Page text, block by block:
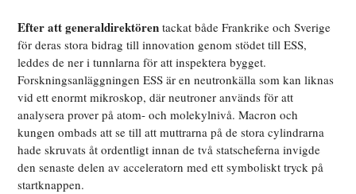
Efter att generaldirektören tackat både Frankrike och Sverige
för deras stora bidrag till innovation genom stödet till ESS,
leddes de ner i tunnlarna för att inspektera bygget.
Forskningsanläggningen ESS är en neutronkälla som kan liknas
vid ett enormt mikroskop, där neutroner används för att
analysera prover på atom- och molekylnivå. Macron och
kungen ombads att se till att muttrarna på de stora cylindrarna
hade skruvats åt ordentligt innan de två statscheferna invigde
den senaste delen av acceleratorn med ett symboliskt tryck på
startknappen.